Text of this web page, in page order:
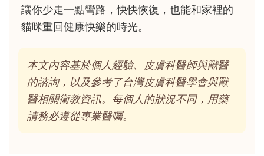
讓你少走一點彎路，快快恢復，也能和家裡的
貓咪重回健康快樂的時光。
本文內容基於個人經驗、皮膚科醫師與獸醫
的諮詢，以及參考了台灣皮膚科醫學會與獸
醫相關衛教資訊。每個人的狀況不同，用藥
請務必遵從專業醫囑。